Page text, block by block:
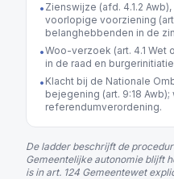
• Zienswijze (afd. 4.1.2
voorlopige voorziening
belanghebbenden in de zin
•Woo-verzoek (art. 4.1
in de raad en
• Klacht bij de Nationale
bejegening (art. 9:18
referendumverordening.
De ladder beschrijft de
Gemeentelijke autonomie blijft
is in art. 124 Gemeentewet